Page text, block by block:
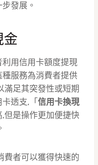
發展。
用信用卡額度提現
服務為消費者提供
滿足其突發性或短期
透支,「 信用卡換現
但是操作更加便捷快
費者可以獲得快速的